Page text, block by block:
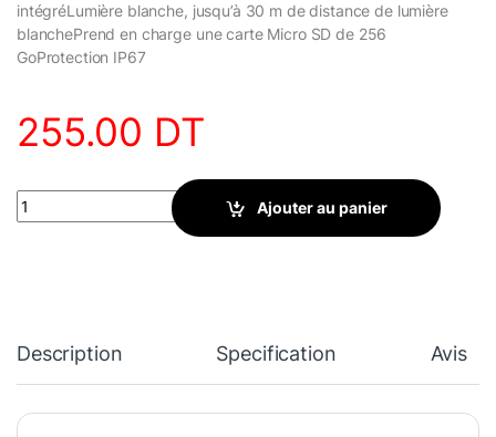
intégréLumière blanche, jusqu’à 30 m de distance de lumière
blanchePrend en charge une carte Micro SD de 256
GoProtection IP67
255.00 DT
Camera IP Uniview fixe ColorHunter Wise-ISP 4 MP
Ajouter au panier
Description Specification Avis